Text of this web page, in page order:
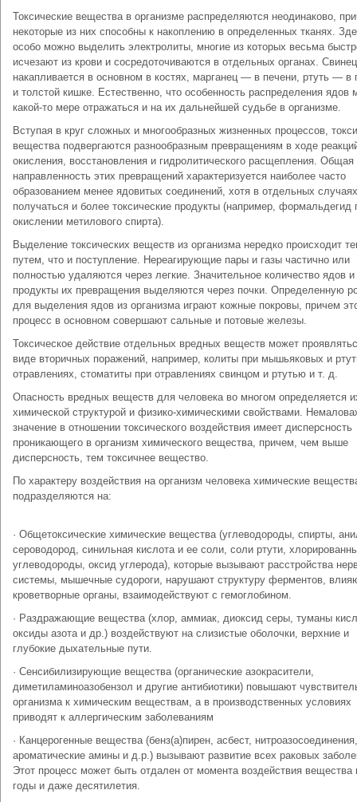
Токсические вещества в организме распределяются неодинаково,
некоторые из них способны к накоплению в определенных тканях.
особо можно выделить электролиты, многие из которых весьма
исчезают из крови и сосредоточиваются в отдельных органах. Свинец
накапливается в основном в костях, марганец — в печени, ртуть — в
и толстой кишке. Естественно, что особенность распределения ядов
какой-то мере отражаться и на их дальнейшей судьбе в организме.
Вступая в круг сложных и многообразных жизненных процессов,
вещества подвергаются разнообразным превращениям в ходе
окисления, восстановления и гидролитического расщепления. Общая
направленность этих превращений характеризуется наиболее часто
образованием менее ядовитых соединений, хотя в отдельных
получаться и более токсические продукты (например, формальдегид
окислении метилового спирта).
Выделение токсических веществ из организма нередко происходит
путем, что и поступление. Нереагирующие пары и газы частично или
полностью удаляются через легкие. Значительное количество ядов и
продукты их превращения выделяются через почки. Определенную
для выделения ядов из организма играют кожные покровы, причем
процесс в основном совершают сальные и потовые железы.
Токсическое действие отдельных вредных веществ может
виде вторичных поражений, например, колиты при мышьяковых и
отравлениях, стоматиты при отравлениях свинцом и ртутью и т. д.
Опасность вредных веществ для человека во многом определяется
химической структурой и физико-химическими свойствами.
значение в отношении токсического воздействия имеет дисперсность
проникающего в организм химического вещества, причем, чем выше
дисперсность, тем токсичнее вещество.
По характеру воздействия на организм человека химические
подразделяются на:
· Общетоксические химические вещества (углеводороды, спирты,
сероводород, синильная кислота и ее соли, соли ртути,
углеводороды, оксид углерода), которые вызывают расстройства
системы, мышечные судороги, нарушают структуру ферментов,
кроветворные органы, взаимодействуют с гемоглобином.
· Раздражающие вещества (хлор, аммиак, диоксид серы, туманы
оксиды азота и др.) воздействуют на слизистые оболочки, верхние и
глубокие дыхательные пути.
· Сенсибилизирующие вещества (органические азокрасители,
диметиламиноазобензол и другие антибиотики) повышают
организма к химическим веществам, а в производственных условиях
приводят к аллергическим заболеваниям
· Канцерогенные вещества (бенз(а)пирен, асбест, нитроазосоединения,
ароматические амины и д.р.) вызывают развитие всех раковых
Этот процесс может быть отдален от момента воздействия вещества
годы и даже десятилетия.